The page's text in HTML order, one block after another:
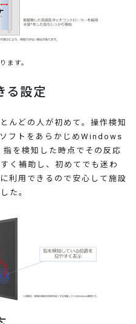
ます。
る設定
んどの人が初めて。操作検知
フトをあらかじめWindows
を検知した時点でその反応
く補助し、初めてでも迷わ
利用できるので安心して施設
た。